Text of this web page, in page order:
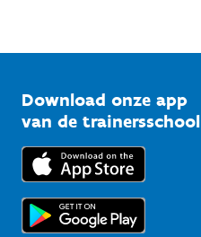
Bedrijven
Trainers en begeleiders
Topsporters
Vlaamse Trainersschool
Kennisplatform
Downloads
Voor de pers
Download onze app
van de trainersschool